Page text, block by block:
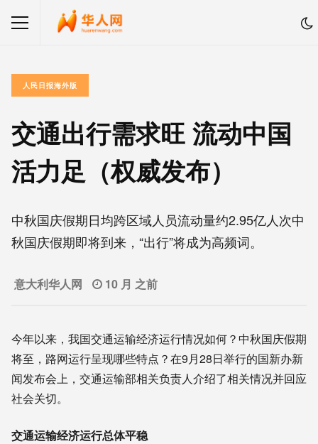
人民日报海外版
交通出行需求旺 流动中国
活力足（权威发布）
中秋国庆假期日均跨区域人员流动量约2.95亿人次中
秋国庆假期即将到来，“出行”将成为高频词。
意大利华人网 10 月 之前
今年以来，我国交通运输经济运行情况如何？中秋国庆假期
将至，路网运行呈现哪些特点？在9月28日举行的国新办新
闻发布会上，交通运输部相关负责人介绍了相关情况并回应
社会关切。
交通运输经济运行总体平稳